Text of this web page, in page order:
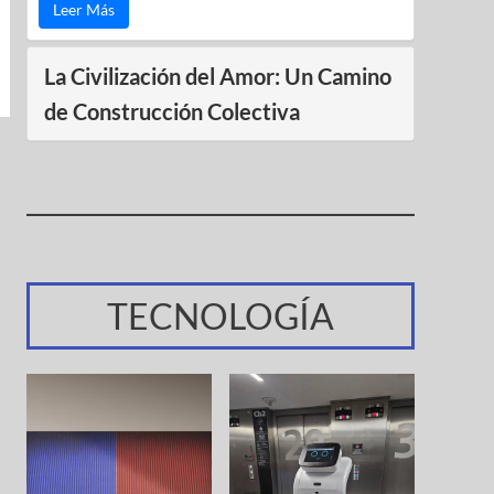
Leer Más
La Civilización del Amor: Un Camino
de Construcción Colectiva
TECNOLOGÍA